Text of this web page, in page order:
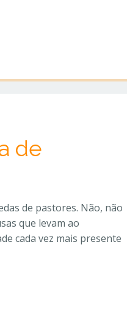
de
de pastores. Não, não
que levam ao
cada vez mais presente